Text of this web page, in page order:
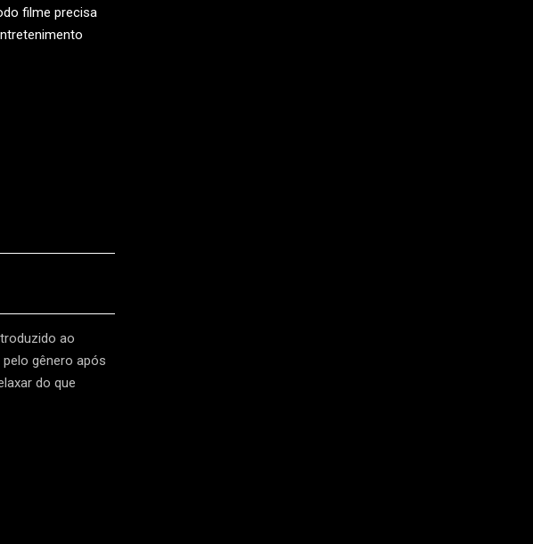
filme precisa
ao
gênero após
do que